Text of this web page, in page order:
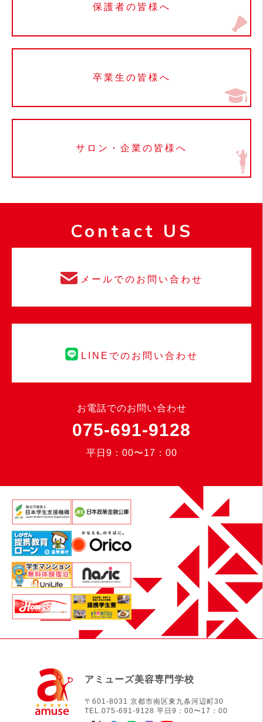
保護者の皆様へ
卒業生の皆様へ
サロン・企業の皆様へ
Contact US
メールでのお問い合わせ
LINEでのお問い合わせ
お電話でのお問い合わせ
075-691-9128
平日9：00〜17：00
アミューズ美容専門学校
〒601-8031 京都市南区東九条河辺町30
TEL.075-691-9128 平日9：00〜17：00